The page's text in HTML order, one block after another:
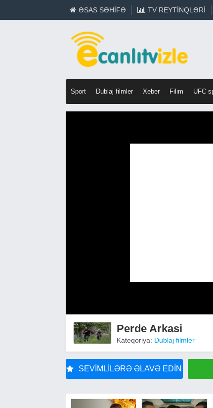
ƏSAS SƏHIFƏ TV REYTINQLƏRI
Sport Dublaj filmler Xeber Filim UFC
Perde Arkasi
Kateqoriya: Dublaj filmler
SEVIMLILƏRƏ ƏLAVƏ EDIN